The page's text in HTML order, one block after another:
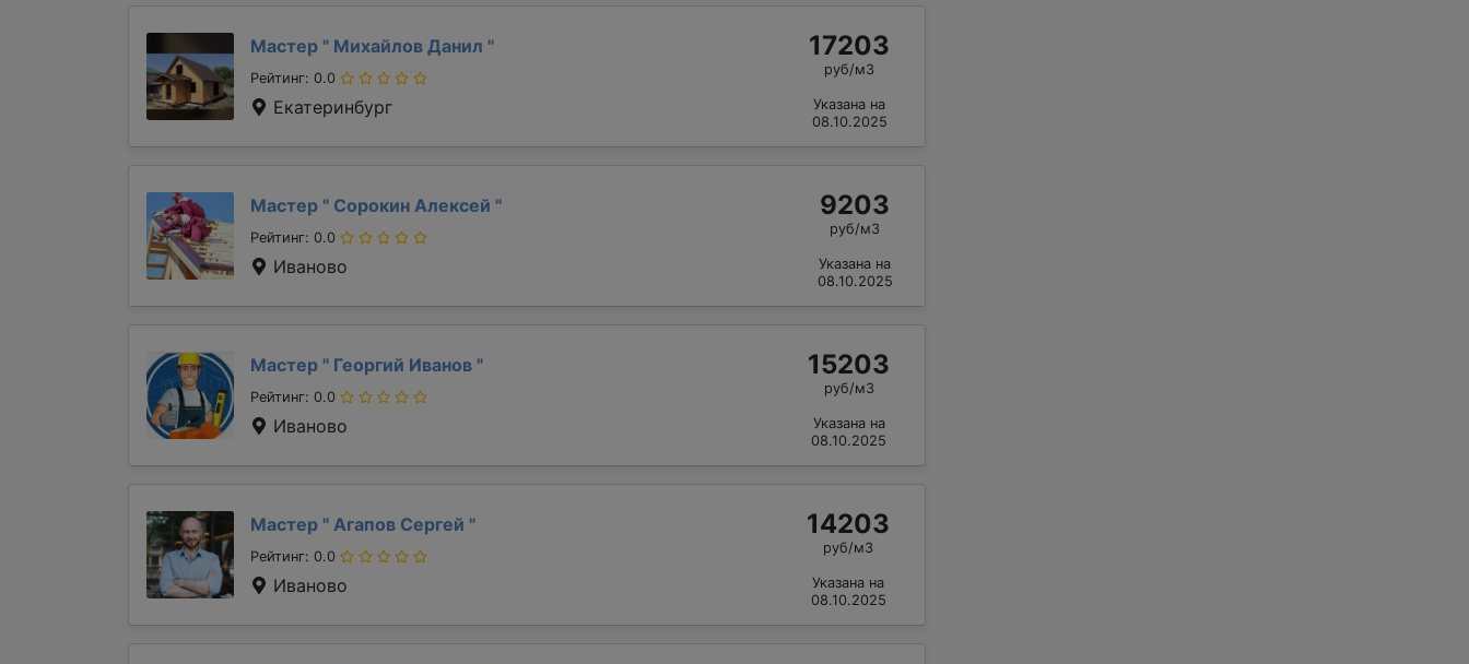
Мастер " Михайлов Данил "
Рейтинг: 0.0
Екатеринбург
17203
руб/м3
Указана на
08.10.2025
Мастер " Сорокин Алексей "
Рейтинг: 0.0
Иваново
9203
руб/м3
Указана на
08.10.2025
Мастер " Георгий Иванов "
Рейтинг: 0.0
Иваново
15203
руб/м3
Указана на
08.10.2025
Мастер " Агапов Сергей "
Рейтинг: 0.0
Иваново
14203
руб/м3
Указана на
08.10.2025